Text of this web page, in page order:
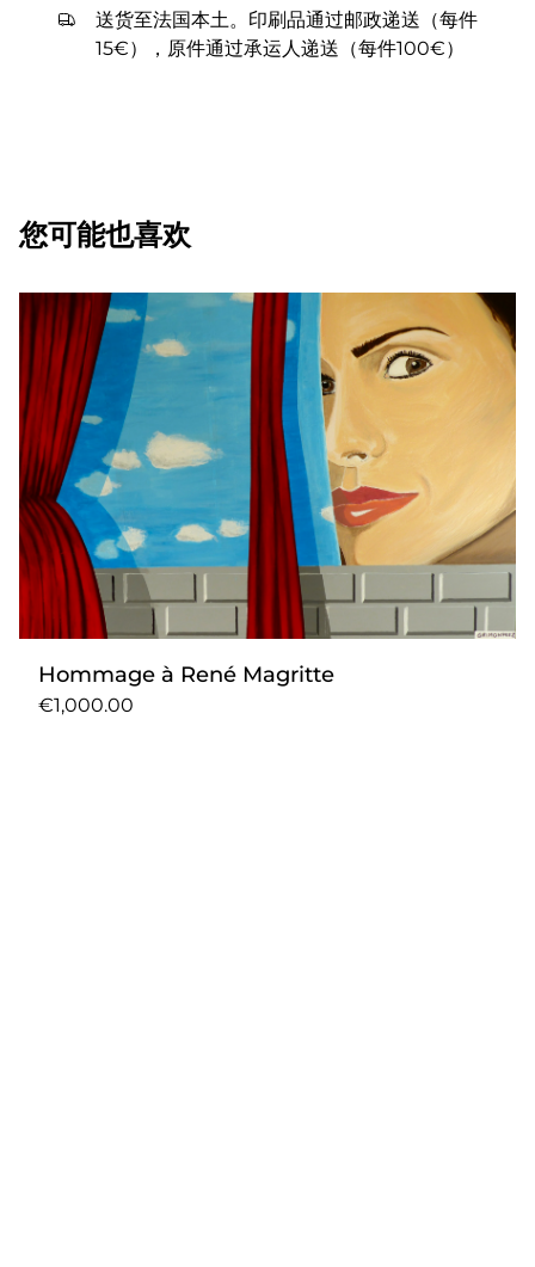
送货至法国本土。印刷品通过邮政递送（每件
15€），原件通过承运人递送（每件100€）
您可能也喜欢
Hommage à René Magritte
€1,000.00